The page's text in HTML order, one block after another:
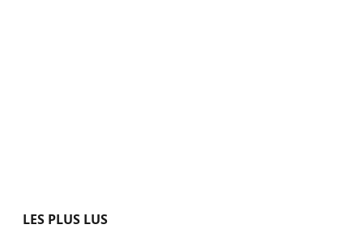
LES PLUS LUS